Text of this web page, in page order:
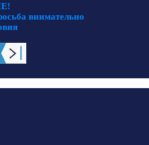
внимательно